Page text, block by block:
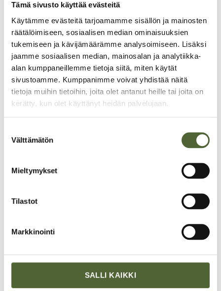
Tämä sivusto käyttää evästeitä
Käytämme evästeitä tarjoamamme sisällön ja mainosten
räätälöimiseen, sosiaalisen median ominaisuuksien
tukemiseen ja kävijämäärämme analysoimiseen. Lisäksi
jaamme sosiaalisen median, mainosalan ja analytiikka-
alan kumppaneillemme tietoja siitä, miten käytät
sivustoamme. Kumppanimme voivat yhdistää näitä
tietoja muihin tietoihin, joita olet antanut heille tai joita on
kerätty, kun olet käyttänyt heidän palvelujaan.
Välttämätön
Mieltymykset
Tilastot
Markkinointi
SALLI KAIKKI
great, whet­her it is a lar­ger gat­he­ring
or a small fami­ly celebra­tion. Our res­
tau­rant seats 120 people and the café
has room for 60 people. We also have
three mee­ting rooms for 10–60 per­
sons. The delicious food, com­for­table
envi­ron­ment and good ser­vice will
make your event an unfor­get­table
one. We pro­vi­de you with pro­fes­sio­
and arran­ging your event.
622.